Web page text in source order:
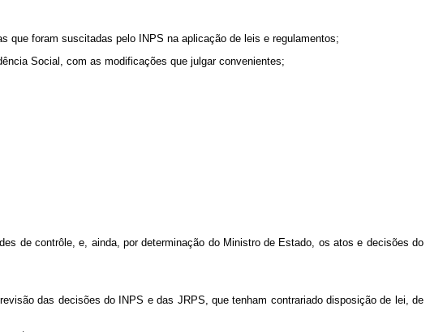
que foram suscitadas pelo INPS na aplicação de leis e regulamentos;
Social, com as modificações que julgar convenientes;
de contrôle, e, ainda, por determinação do Ministro de Estado, os atos e decisões do
das decisões do INPS e das JRPS, que tenham contrariado disposição de lei, de